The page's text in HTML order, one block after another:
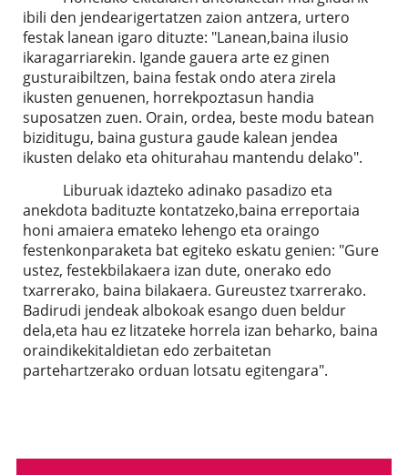
ibili den jendearigertatzen zaion antzera, urtero
festak lanean igaro dituzte: "Lanean,baina ilusio
ikaragarriarekin. Igande gauera arte ez ginen
gusturaibiltzen, baina festak ondo atera zirela
ikusten genuenen, horrekpoztasun handia
suposatzen zuen. Orain, ordea, beste modu batean
biziditugu, baina gustura gaude kalean jendea
ikusten delako eta ohiturahau mantendu delako".
Liburuak idazteko adinako pasadizo eta
anekdota badituzte kontatzeko,baina erreportaia
honi amaiera emateko lehengo eta oraingo
festenkonparaketa bat egiteko eskatu genien: "Gure
ustez, festekbilakaera izan dute, onerako edo
txarrerako, baina bilakaera. Gureustez txarrerako.
Badirudi jendeak albokoak esango duen beldur
dela,eta hau ez litzateke horrela izan beharko, baina
oraindikekitaldietan edo zerbaitetan
partehartzerako orduan lotsatu egitengara".